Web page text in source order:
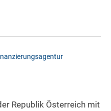
Republik Österreich mit